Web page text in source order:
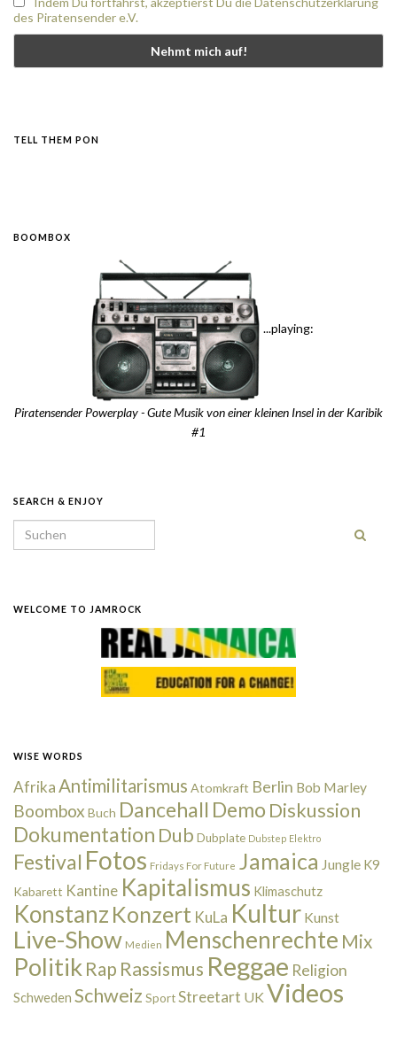
des Piratensender e.V.
TELL THEM PON
BOOMBOX
...playing:
Piratensender Powerplay - Gute Musik von einer kleinen Insel in der Karibik
#1
SEARCH & ENJOY
Search for:
WELCOME TO JAMROCK
WISE WORDS
AfrikaAntimilitarismus Atomkraft Berlin Bob Marley
Boombox Buch Dancehall Demo Diskussion
Dokumentation Dub Dubplate Dubstep Elektro
Festival Fotos Fridays For Future Jamaica Jungle K9
Kabarett Kantine Kapitalismus Klimaschutz
Konstanz Konzert KuLa Kultur Kunst
Live-Show Medien Menschenrechte Mix
Politik Rap Rassismus Reggae Religion
Schweden Schweiz SportStreetart UKVideos